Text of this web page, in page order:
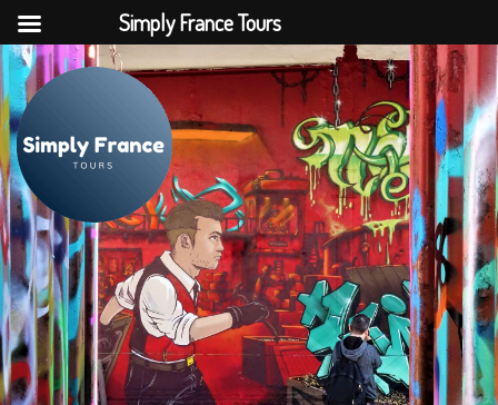
Simply France Tours